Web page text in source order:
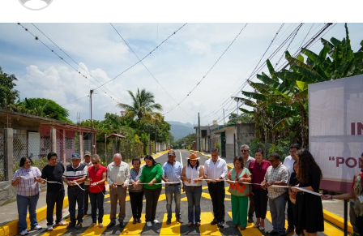
amenizaron el evento, así como hubo oportunidad para
tomarse fotos en la cabina fotográfica.
RELATED TOPICS:
DESPUÉS
Con bloqueo exigen maestros
ANTES
Mantiene Ayuntamiento transporte gratuito